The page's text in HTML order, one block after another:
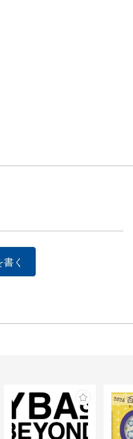
shop ///
/ X
ルな中にアク
加えるイラス
くイラストレ
く